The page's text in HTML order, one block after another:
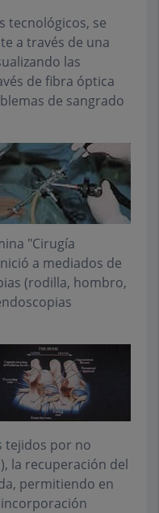
tecnológicos, se
a través de una
las
de fibra óptica
de sangrado
"Cirugía
a mediados de
(rodilla, hombro,
tejidos por no
la recuperación del
permitiendo en